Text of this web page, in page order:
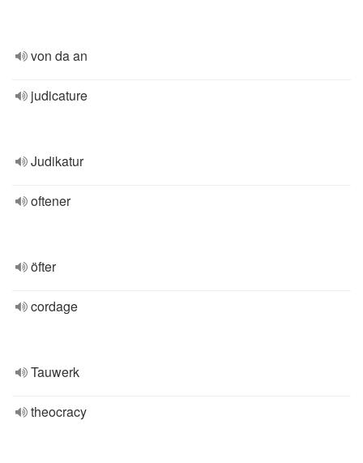
von da an
judicature
Judikatur
oftener
öfter
cordage
Tauwerk
theocracy